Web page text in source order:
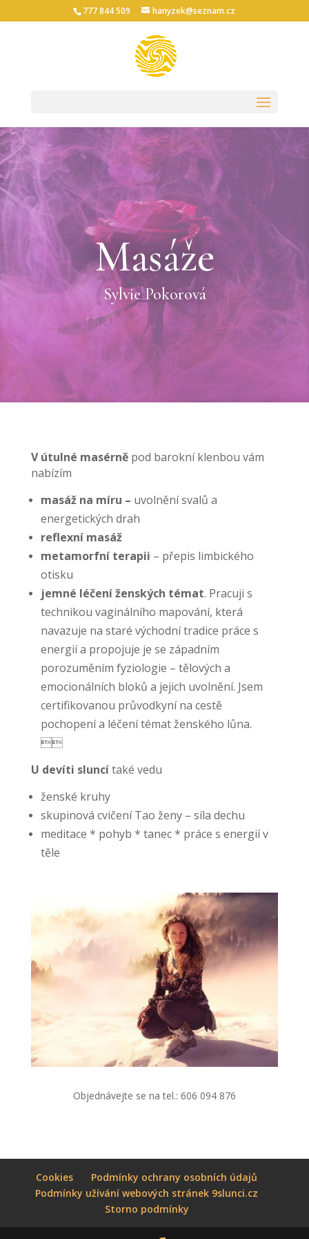
777 844 509 hanyzek@seznam.cz
Masáže
Sylvie Pokorová
V útulné masérněpod barokní klenbou vám
nabízím
masáž na míru – uvolnění svalů a
energetických drah
reflexní masáž
metamorfní terapii – přepis limbického
otisku
jemné léčení ženských témat. Pracuji s
technikou vaginálního mapování, která
navazuje na staré východní tradice práce s
energií a propojuje je se západním
porozuměním fyziologie – tělových a
emocionálních bloků a jejich uvolnění. Jsem
certifikovanou průvodkyní na cestě
pochopení a léčení témat ženského lůna.

U devíti sluncítaké vedu
ženské kruhy
skupinová cvičení Tao ženy – síla dechu
meditace * pohyb * tanec* práce s energií v
těle
Objednávejte se natel.: 606 094 876
Cookies
Podmínky ochrany osobních údajů
Podmínky užívání webových stránek 9slunci.cz
Storno podmínky